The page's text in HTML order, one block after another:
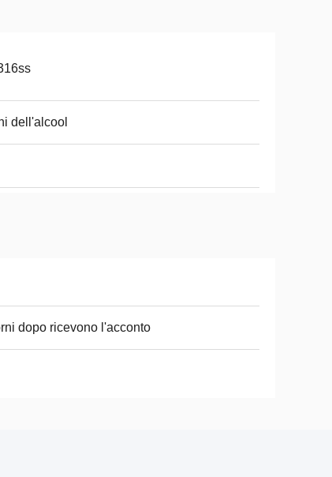
dell'alcool
dopo ricevono l'acconto